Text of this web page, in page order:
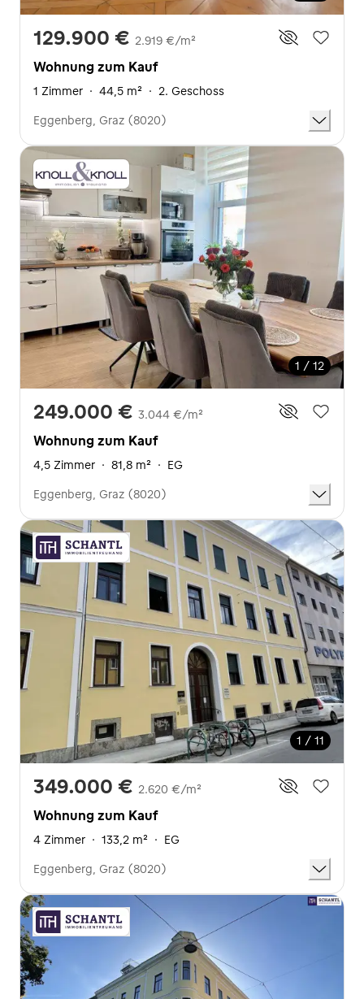
129.900 € 2.919 €/m²
Wohnung zum Kauf
1 Zimmer · 44,5 m² · 2. Geschoss
Eggenberg, Graz (8020)
1 / 12
249.000 € 3.044 €/m²
Wohnung zum Kauf
4,5 Zimmer · 81,8 m² · EG
Eggenberg, Graz (8020)
1 / 11
349.000 € 2.620 €/m²
Wohnung zum Kauf
4 Zimmer · 133,2 m² · EG
Eggenberg, Graz (8020)